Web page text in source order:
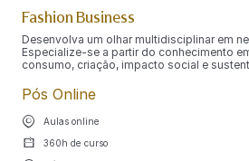
Fashion Business
Desenvolva um olhar multidisciplinar em
Especialize-se a partir do conhecimento
consumo, criação, impacto social e
Pós Online
Aulas online
360h de curso